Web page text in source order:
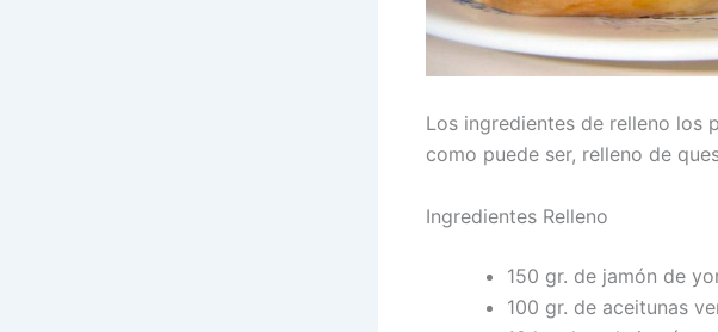
Los ingredientes de relleno los
como puede ser, relleno de
Ingredientes Relleno
150 gr. de jamón de
100 gr. de aceitunas